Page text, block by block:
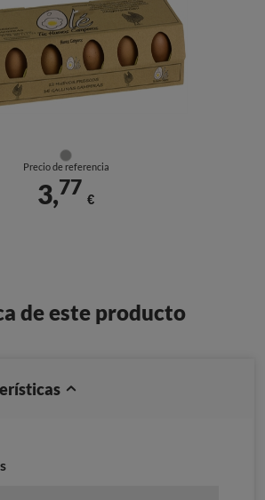
Precio de referencia
3,77
€
de este producto